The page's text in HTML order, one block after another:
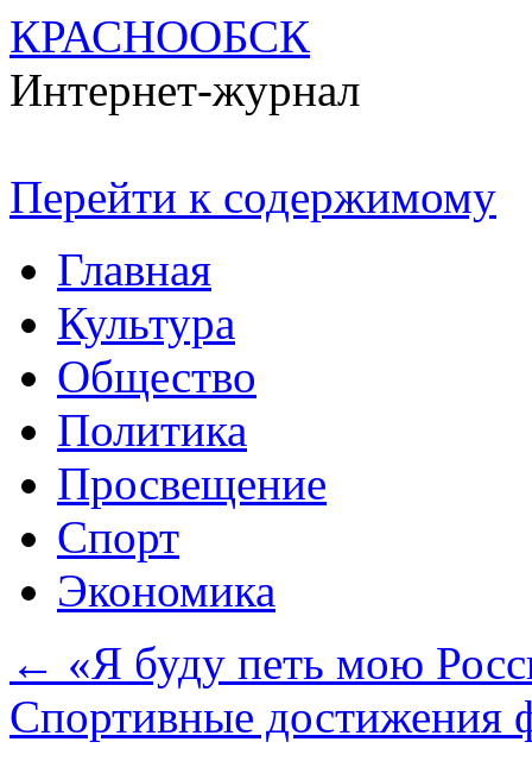
КРАСНООБСК
Интернет-журнал
Перейти к содержимому
Главная
Культура
Общество
Политика
Просвещение
Спорт
Экономика
← «Я буду петь мою
Спортивные достижения